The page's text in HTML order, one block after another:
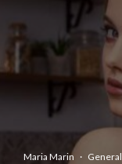
Maria Marin · General